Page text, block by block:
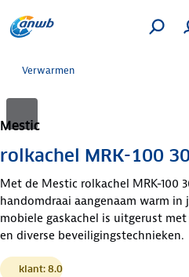
Verwarmen
Mestic
rolkachel MRK-100
Met de Mestic rolkachel MRK-100
handomdraai aangenaam warm
mobiele gaskachel is uitgerust
en diverse beveiligingstechnieken.
klant: 8.0